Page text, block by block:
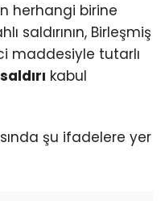
herhangi birine
saldırının, Birleşmiş
maddesiyle tutarlı
kabul
şu ifadelere yer